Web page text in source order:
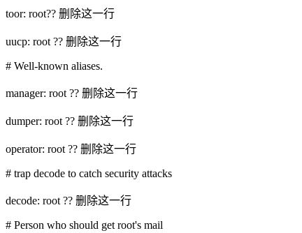
toor: root?? 删除这一行
uucp: root ?? 删除这一行
# Well-known aliases.
manager: root ?? 删除这一行
dumper: root ?? 删除这一行
operator: root ?? 删除这一行
# trap decode to catch security attacks
decode: root ?? 删除这一行
# Person who should get root's mail